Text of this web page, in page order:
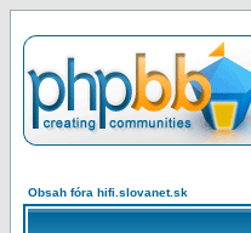
Obsah fóra hifi.slovanet.sk